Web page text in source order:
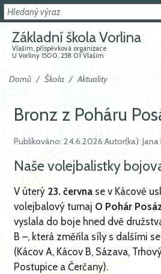
Základní škola Vorlina
Vlašim, příspěvková organizace
U Vorliny 1500, 258 01 Vlašim
Domů Škola Aktuality
Bronz z Poháru
Publikováno: 24.6.2026 Autor(ka):
Naše volejbalistky
V úterý 23. června se v Kácově
volejbalový turnaj O Pohár
vyslala do boje hned dvě
B –, která změřila síly s dalšími
(Kácov A, Kácov B, Sázava,
Postupice a Čerčany).